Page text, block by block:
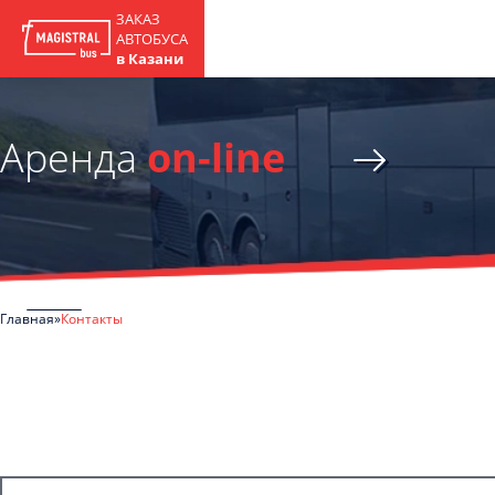
ЗАКАЗ
АВТОБУСА
в Казани
Арендаon-line
Главная Контакты